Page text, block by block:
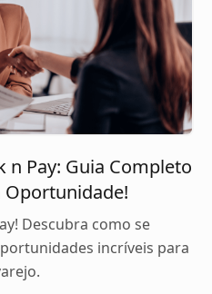
n Pay: Guia Completo
Descubra como se
incríveis para